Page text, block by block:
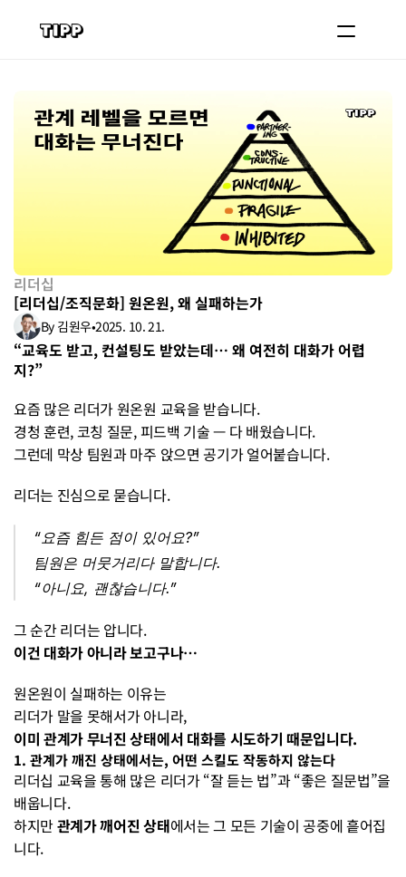
로그인
도입 문의
리더십
[리더십/조직문화] 원온원, 왜 실패하는가
By 김원우•2025. 10. 21.
“교육도 받고, 컨설팅도 받았는데… 왜 여전히 대화가 어렵
지?”
요즘 많은 리더가 원온원 교육을 받습니다.
경청 훈련, 코칭 질문, 피드백 기술 — 다 배웠습니다.
그런데 막상 팀원과 마주 앉으면 공기가 얼어붙습니다.
리더는 진심으로 묻습니다.
“요즘 힘든 점이 있어요?”
팀원은 머뭇거리다 말합니다.
“아니요, 괜찮습니다.”
그 순간 리더는 압니다.
이건 대화가 아니라 보고구나…
원온원이 실패하는 이유는
리더가 말을 못해서가 아니라,
이미 관계가 무너진 상태에서 대화를 시도하기 때문입니다.
1. 관계가 깨진 상태에서는, 어떤 스킬도 작동하지 않는다
리더십 교육을 통해 많은 리더가 “잘 듣는 법”과 “좋은 질문법”을
배웁니다.
하지만 관계가 깨어진 상태에서는 그 모든 기술이 공중에 흩어집
니다.